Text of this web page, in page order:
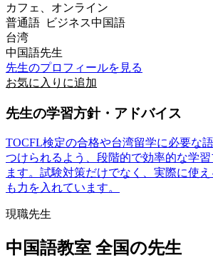
カフェ、オンライン
普通語 ビジネス中国語
台湾
中国語先生
先生のプロフィールを見る
お気に入りに追加
先生の学習方針・アドバイス
TOCFL検定の合格や台湾留学に必要な
つけられるよう、段階的で効率的な学
ます。試験対策だけでなく、実際に使
も力を入れています。
現職先生
中国語教室 全国の先生